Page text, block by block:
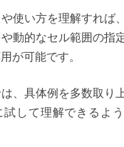
使い方を理解すれば
動的なセル範囲の指
が可能です。
、具体例を多数取り
して理解できるよ